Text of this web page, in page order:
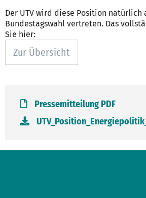
Der UTV wird diese Position natürlich
Bundestagswahl vertreten. Das
Sie hier:
Zur Übersicht
Pressemitteilung PDF